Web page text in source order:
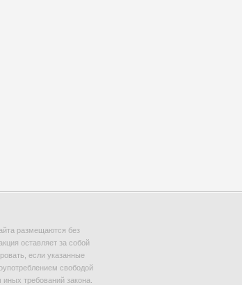
размещаются без
оставляет за собой
если указанные
свободой
требований закона.